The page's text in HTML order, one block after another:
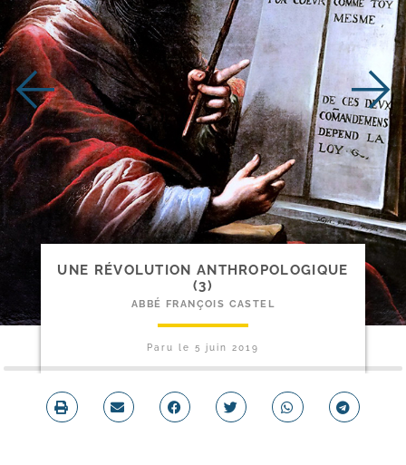
UNE RÉVOLUTION ANTHROPOLOGIQUE
(3)
ABBÉ FRANÇOIS CASTEL
Paru le 5 juin 2019